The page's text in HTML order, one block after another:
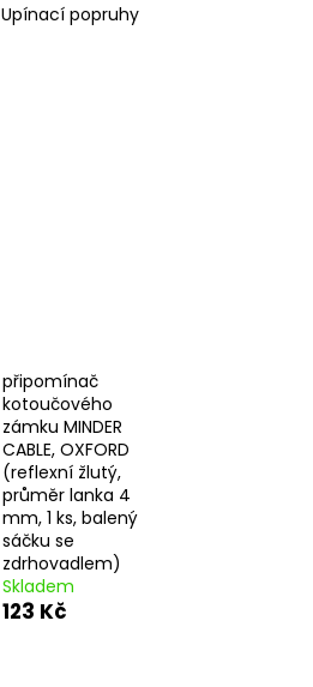
Upínací popruhy
připomínač
kotoučového
zámku MINDER
CABLE, OXFORD
(reflexní žlutý,
průměr lanka 4
mm, 1 ks, balený
sáčku se
zdrhovadlem)
Skladem
123 Kč